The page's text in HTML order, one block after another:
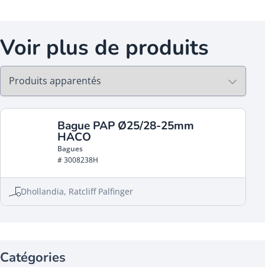
Voir plus de produits
Bague PAP Ø25/28-25mm
HACO
Bagues
# 3008238H
Dhollandia, Ratcliff Palfinger
Catégories